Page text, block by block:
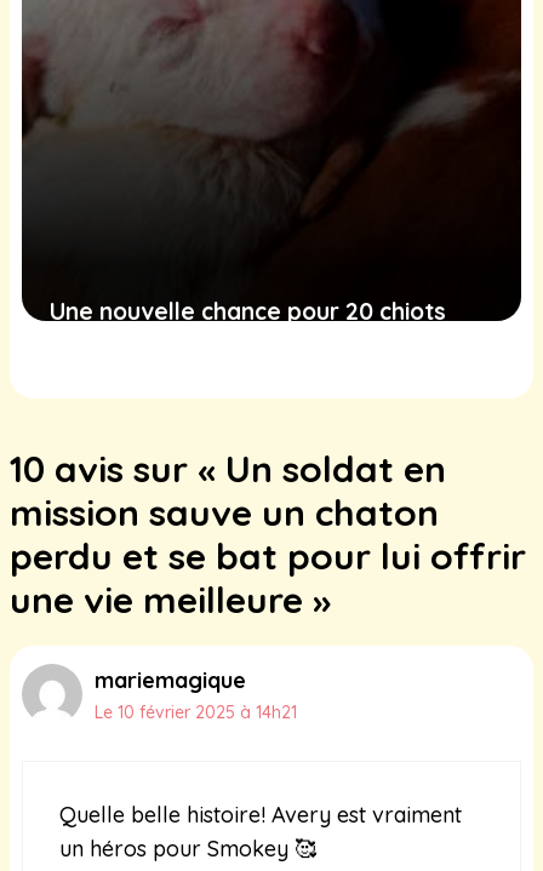
Une nouvelle chance pour 20 chiots
22 janvier 2025
10 avis sur « Un soldat en
mission sauve un chaton
perdu et se bat pour lui offrir
une vie meilleure »
mariemagique
Le 10 février 2025 à 14h21
Quelle belle histoire! Avery est vraiment
un héros pour Smokey 🥰